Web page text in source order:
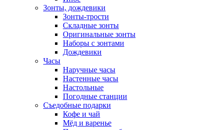
Зонты, дождевики
Зонты-трости
Складные зонты
Оригинальные зонты
Наборы с зонтами
Дождевики
Часы
Наручные часы
Настенные часы
Настольные
Погодные станции
Съедобные подарки
Кофе и чай
Мёд и варенье